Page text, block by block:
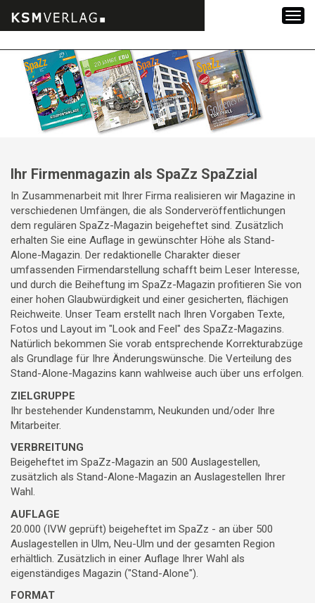
Inhalt
springen
Ihr Firmenmagazin als SpaZz SpaZzial
In Zusammenarbeit mit Ihrer Firma realisieren wir Magazine in
verschiedenen Umfängen, die als Sonderveröffentlichungen
dem regulären SpaZz-Magazin beigeheftet sind. Zusätzlich
erhalten Sie eine Auflage in gewünschter Höhe als Stand-
Alone-Magazin. Der redaktionelle Charakter dieser
umfassenden Firmendarstellung schafft beim Leser Interesse,
und durch die Beiheftung im SpaZz-Magazin profitieren Sie von
einer hohen Glaubwürdigkeit und einer gesicherten, flächigen
Reichweite. Unser Team erstellt nach Ihren Vorgaben Texte,
Fotos und Layout im "Look and Feel" des SpaZz-Magazins.
Natürlich bekommen Sie vorab entsprechende Korrekturabzüge
als Grundlage für Ihre Änderungswünsche. Die Verteilung des
Stand-Alone-Magazins kann wahlweise auch über uns erfolgen.
ZIELGRUPPE
Ihr bestehender Kundenstamm, Neukunden und/oder Ihre
Mitarbeiter.
VERBREITUNG
Beigeheftet im SpaZz-Magazin an 500 Auslagestellen,
zusätzlich als Stand-Alone-Magazin an Auslagestellen Ihrer
Wahl.
AUFLAGE
20.000 (IVW geprüft) beigeheftet im SpaZz - an über 500
Auslagestellen in Ulm, Neu-Ulm und der gesamten Region
erhältlich. Zusätzlich in einer Auflage Ihrer Wahl als
eigenständiges Magazin ("Stand-Alone").
FORMAT